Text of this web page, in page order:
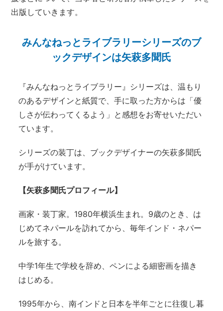
出版していきます。
みんなねっとライブラリーシリーズのブ
ックデザインは矢萩多聞氏
『みんなねっとライブラリー』シリーズは、温もり
のあるデザインと紙質で、手に取った方からは「優
しさが伝わってくるよう」と感想をお寄せいただい
ています。
シリーズの装丁は、ブックデザイナーの矢萩多聞氏
が手がけています。
【矢萩多聞氏プロフィール】
画家・装丁家。1980年横浜生まれ。9歳のとき、は
じめてネパールを訪れてから、毎年インド・ネパー
ルを旅する。
中学1年生で学校を辞め、ペンによる細密画を描き
はじめる。
1995年から、南インドと日本を半年ごとに往復し暮